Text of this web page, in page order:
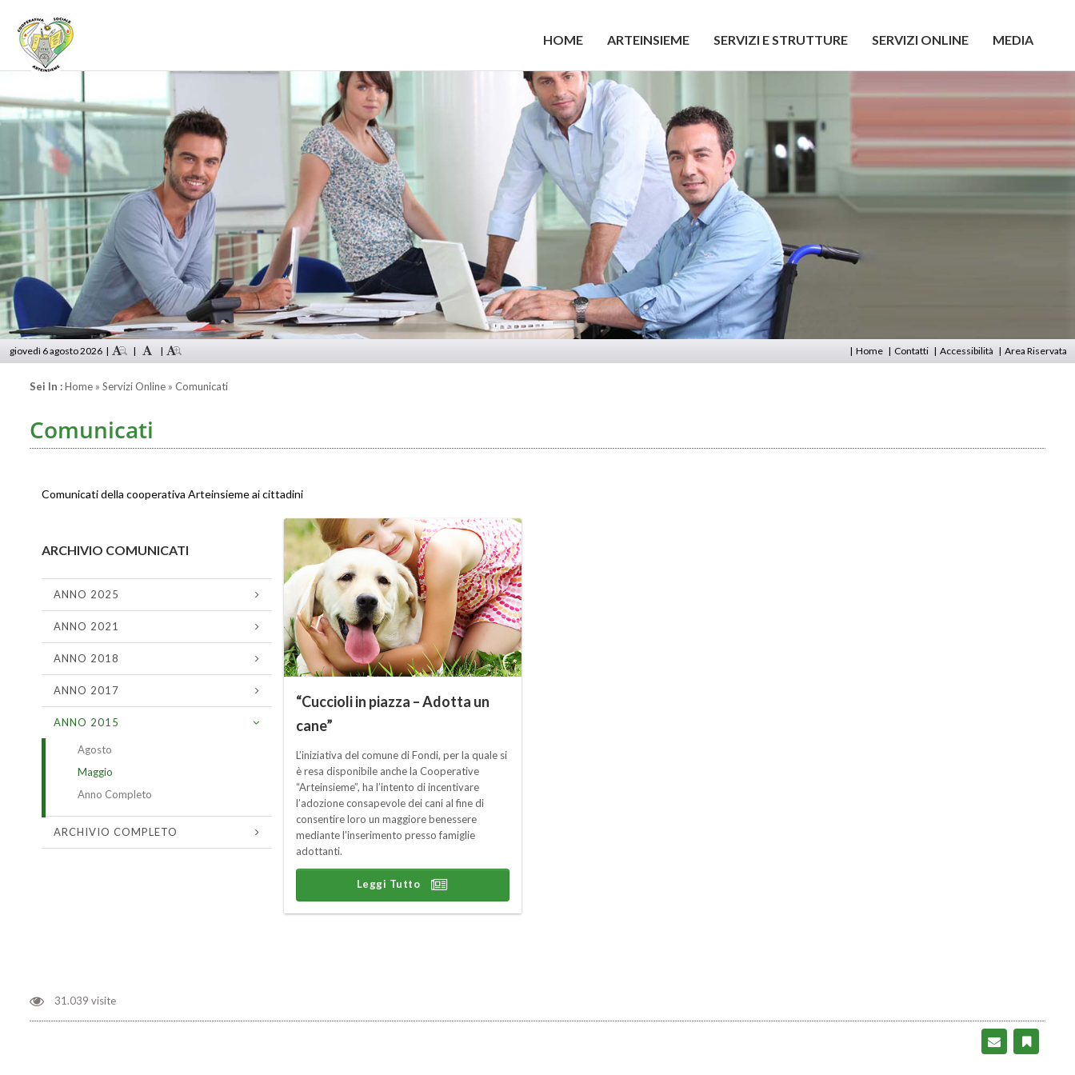
HOME ARTEINSIEME SERVIZI E STRUTTURE SERVIZI ONLINE MEDIA
giovedì 6 agosto 2026 | | | | Home | Contatti | Accessibilità | Area Riservata
Sei In :Home » Servizi Online » Comunicati
Comunicati
Comunicati della cooperativa Arteinsieme ai cittadini
ARCHIVIO COMUNICATI
ANNO 2025
ANNO 2021
ANNO 2018
ANNO 2017
ANNO 2015
Agosto
Maggio
Anno Completo
ARCHIVIO COMPLETO
“Cuccioli in piazza – Adotta un
cane”
L’iniziativa del comune di Fondi, per la quale si
è resa disponibile anche la Cooperative
“Arteinsieme”, ha l’intento di incentivare
l’adozione consapevole dei cani al fine di
consentire loro un maggiore benessere
mediante l’inserimento presso famiglie
adottanti.
Leggi Tutto
31.039 visite